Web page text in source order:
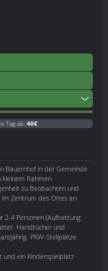
Tag ab: 40€
Bauernhof in der Gemeinde
Rahmen
zu Beobachten und
Zentrum des Ortes an
2-4 Personen (Aufbettung
Handtücher und
PKW-Stellplätze
und ein Kinderspielplatz